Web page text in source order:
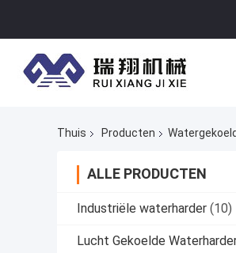
Thuis Producten
ALLE PRODUCTEN
Industriële waterharder (10)
Lucht Gekoelde